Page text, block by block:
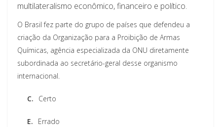
multilateralismo econômico, financeiro e político.
O Brasil fez parte do grupo de países que defendeu a
criação da Organização para a Proibição de Armas
Químicas, agência especializada da ONU diretamente
subordinada ao secretário-geral desse organismo
internacional.
C. Certo
E. Errado